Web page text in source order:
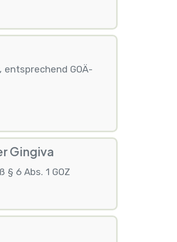
entsprechend GOÄ-
Gingiva
6 Abs. 1 GOZ